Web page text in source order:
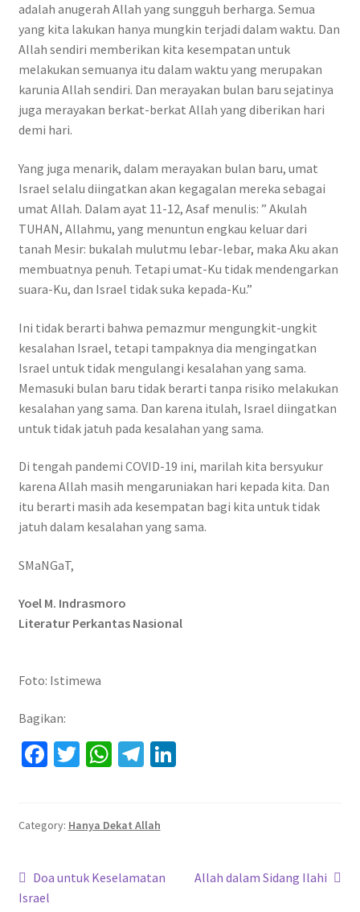
adalah anugerah Allah yang sungguh berharga. Semua
yang kita lakukan hanya mungkin terjadi dalam waktu. Dan
Allah sendiri memberikan kita kesempatan untuk
melakukan semuanya itu dalam waktu yang merupakan
karunia Allah sendiri. Dan merayakan bulan baru sejatinya
juga merayakan berkat-berkat Allah yang diberikan hari
demi hari.
Yang juga menarik, dalam merayakan bulan baru, umat
Israel selalu diingatkan akan kegagalan mereka sebagai
umat Allah. Dalam ayat 11-12, Asaf menulis: ” Akulah
TUHAN, Allahmu, yang menuntun engkau keluar dari
tanah Mesir: bukalah mulutmu lebar-lebar, maka Aku akan
membuatnya penuh. Tetapi umat-Ku tidak mendengarkan
suara-Ku, dan Israel tidak suka kepada-Ku.”
Ini tidak berarti bahwa pemazmur mengungkit-ungkit
kesalahan Israel, tetapi tampaknya dia mengingatkan
Israel untuk tidak mengulangi kesalahan yang sama.
Memasuki bulan baru tidak berarti tanpa risiko melakukan
kesalahan yang sama. Dan karena itulah, Israel diingatkan
untuk tidak jatuh pada kesalahan yang sama.
Di tengah pandemi COVID-19 ini, marilah kita bersyukur
karena Allah masih mengaruniakan hari kepada kita. Dan
itu berarti masih ada kesempatan bagi kita untuk tidak
jatuh dalam kesalahan yang sama.
SMaNGaT,
Yoel M. Indrasmoro
Literatur Perkantas Nasional
Foto: Istimewa
Bagikan:
Fa
o
k
T
er
W
sA
p
Te
a
Li
Category: Hanya Dekat Allah
Navigasi
Previous
post:
Doa untuk Keselamatan
Israel
Next
Allah dalam Sidang Ilahi